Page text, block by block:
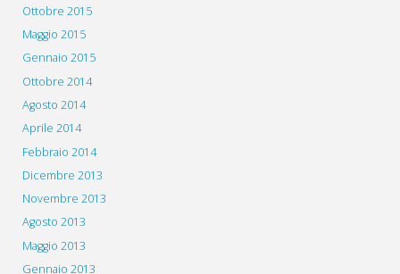
Ottobre 2015
Maggio 2015
Gennaio 2015
Ottobre 2014
Agosto 2014
Aprile 2014
Febbraio 2014
Dicembre 2013
Novembre 2013
Agosto 2013
Maggio 2013
Gennaio 2013